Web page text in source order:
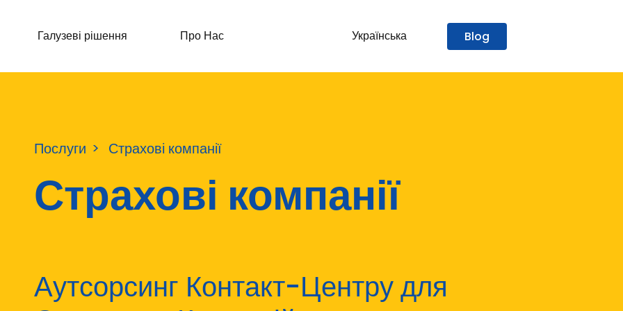
Галузеві рішення Про Нас Українська Blog
Послуги Страхові компанії
Страхові компанії
Аутсорсинг Контакт-Центру для